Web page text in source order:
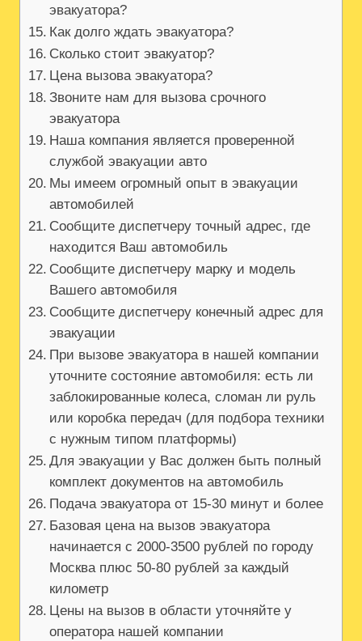
эвакуатора?
Как долго ждать эвакуатора?
Сколько стоит эвакуатор?
Цена вызова эвакуатора?
Звоните нам для вызова срочного
эвакуатора
Наша компания является проверенной
службой эвакуации авто
Мы имеем огромный опыт в эвакуации
автомобилей
Сообщите диспетчеру точный адрес, где
находится Ваш автомобиль
Сообщите диспетчеру марку и модель
Вашего автомобиля
Сообщите диспетчеру конечный адрес для
эвакуации
При вызове эвакуатора в нашей компании
уточните состояние автомобиля: есть ли
заблокированные колеса, сломан ли руль
или коробка передач (для подбора техники
с нужным типом платформы)
Для эвакуации у Вас должен быть полный
комплект документов на автомобиль
Подача эвакуатора от 15-30 минут и более
Базовая цена на вызов эвакуатора
начинается с 2000-3500 рублей по городу
Москва плюс 50-80 рублей за каждый
километр
Цены на вызов в области уточняйте у
оператора нашей компании